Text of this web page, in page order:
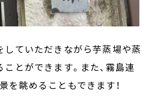
していただきながら芋蒸場や蒸
とができます。また、霧島連
を眺めることもできます！